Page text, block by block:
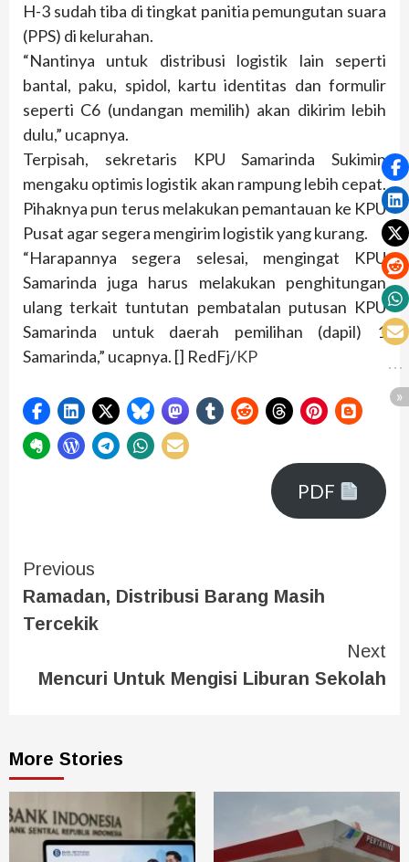
H-3 sudah tiba di tingkat panitia pemungutan suara
(PPS) di kelurahan.
“Nantinya untuk distribusi logistik lain seperti
bantal, paku, spidol, kartu identitas dan formulir
seperti C6 (undangan memilih) akan dikirim lebih
dulu,” ucapnya.
Terpisah, sekretaris KPU Samarinda Sukimin
mengaku optimis logistik akan rampung lebih cepat.
Pihaknya pun terus melakukan pemantauan ke KPU
Pusat agar segera mengirim logistik yang kurang.
“Harapannya segera selesai, mengingat KPU
Samarinda juga harus melakukan penghitungan
ulang terkait tuntutan pembatalan putusan KPU
Samarinda untuk daerah pemilihan (dapil) 1
Samarinda,” ucapnya. [] RedFj/KP
PDF
Previous
Ramadan, Distribusi Barang Masih
Tercekik
Next
Mencuri Untuk Mengisi Liburan Sekolah
More Stories